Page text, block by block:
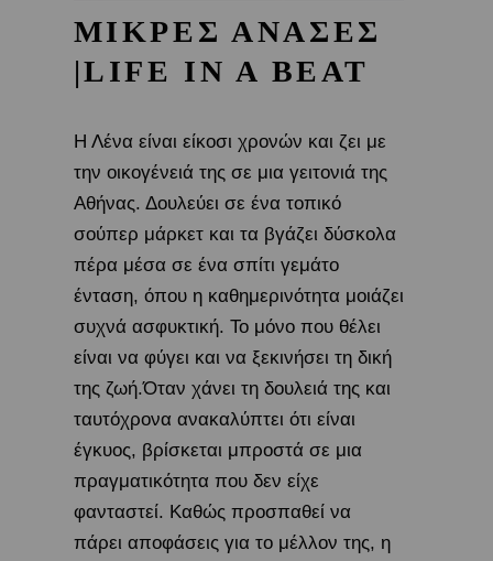
ΜΙΚΡΕΣ ΑΝΑΣΕΣ
|LIFE IN A BEAT
Η Λένα είναι είκοσι χρονών και ζει με
την οικογένειά της σε μια γειτονιά της
Αθήνας. Δουλεύει σε ένα τοπικό
σούπερ μάρκετ και τα βγάζει δύσκολα
πέρα μέσα σε ένα σπίτι γεμάτο
ένταση, όπου η καθημερινότητα μοιάζει
συχνά ασφυκτική. Το μόνο που θέλει
είναι να φύγει και να ξεκινήσει τη δική
της ζωή.Όταν χάνει τη δουλειά της και
ταυτόχρονα ανακαλύπτει ότι είναι
έγκυος, βρίσκεται μπροστά σε μια
πραγματικότητα που δεν είχε
φανταστεί. Καθώς προσπαθεί να
πάρει αποφάσεις για το μέλλον της, η